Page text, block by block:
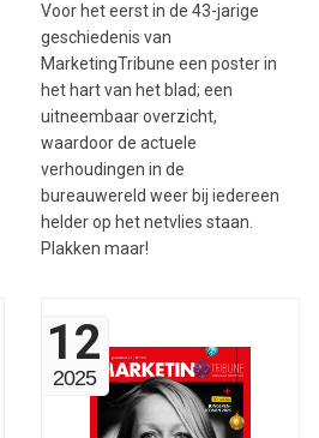
Voor het eerst in de 43-jarige
geschiedenis van
MarketingTribune een poster in
het hart van het blad; een
uitneembaar overzicht,
waardoor de actuele
verhoudingen in de
bureauwereld weer bij iedereen
helder op het netvlies staan.
Plakken maar!
12
2025